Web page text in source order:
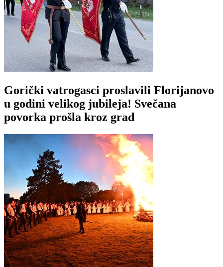
Gorički vatrogasci proslavili Florijanovo
u godini velikog jubileja! Svečana
povorka prošla kroz grad